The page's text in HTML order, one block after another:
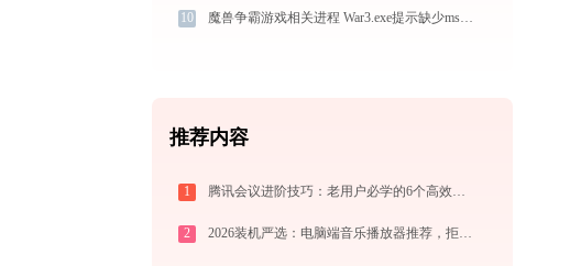
10 魔兽争霸游戏相关进程 War3.exe提示缺少mss32.dll文件的解决办法
推荐内容
1 腾讯会议进阶技巧：老用户必学的6个高效方法
2 2026装机严选：电脑端音乐播放器推荐，拒绝流氓捆绑，还原极致无损心流音质